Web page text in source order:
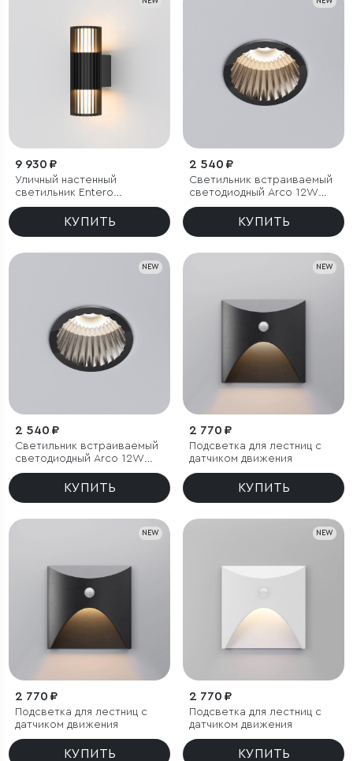
NEW
9 930 ₽
Уличный настенный
светильник Entero
(35189/W) 3000K черный
КУПИТЬ
NEW
2 540 ₽
Светильник встраиваемый
светодиодный Arco 12W
3000K черный жемчуг IP44
КУПИТЬ
NEW
2 540 ₽
Светильник встраиваемый
светодиодный Arco 12W
4000K черный жемчуг IP44
КУПИТЬ
NEW
2 770 ₽
Подсветка для лестниц с
датчиком движения
КУПИТЬ
NEW
2 770 ₽
Подсветка для лестниц с
датчиком движения
КУПИТЬ
NEW
2 770 ₽
Подсветка для лестниц с
датчиком движения
КУПИТЬ